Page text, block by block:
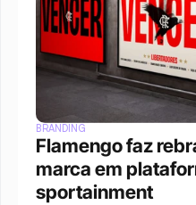
BRANDING
Flamengo faz
marca em
sportainment